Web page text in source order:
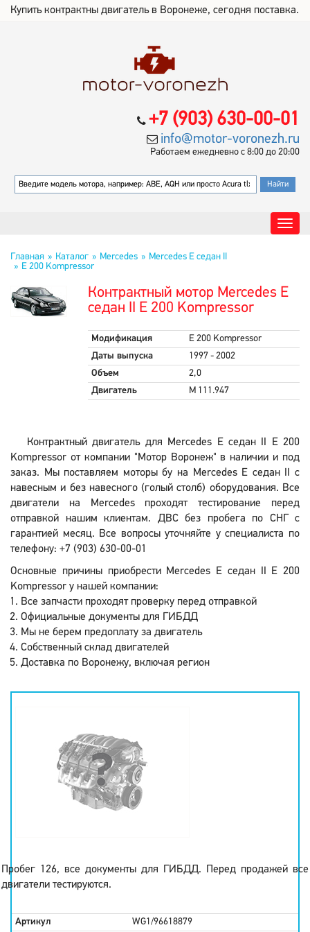
Купить контрактны двигатель в Воронеже, сегодня поставка.
+7 (903) 630-00-01
info@motor-voronezh.ru
Работаем ежедневно с 8:00 до 20:00
Главная Каталог Mercedes
Mercedes E седан II
E 200 Kompressor
Контрактный мотор Mercedes E
седан II E 200 Kompressor
Модификация
E 200 Kompressor
Даты выпуска
1997 - 2002
Объем
2,0
Двигатель
M 111.947
Контрактный двигатель для Mercedes E седан II E 200
Kompressor от компании "Мотор Воронеж" в наличии и под
заказ. Мы поставляем моторы бу на Mercedes E седан II с
навесным и без навесного (голый столб) оборудования. Все
двигатели на Mercedes проходят тестирование перед
отправкой нашим клиентам. ДВС без пробега по СНГ с
гарантией месяц. Все вопросы уточняйте у специалиста по
телефону: +7 (903) 630-00-01
Основные причины приобрести Mercedes E седан II E 200
Kompressor у нашей компании:
Все запчасти проходят проверку перед отправкой
Официальные документы для ГИБДД
Мы не берем предоплату за двигатель
Собственный склад двигателей
Доставка по Воронежу, включая регион
Пробег 126, все документы для ГИБДД. Перед продажей все
двигатели тестируются.
Артикул WG1/96618879